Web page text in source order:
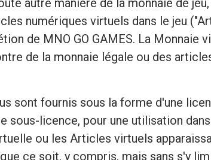
autre manière de la monnaie de
numériques virtuels dans le jeu
de MNO GO GAMES. La Monnaie
de la monnaie légale ou des
sont fournis sous la forme d'une
sous-licence, pour une utilisation
ou les Articles virtuels
ce soit, y compris, mais sans s'y